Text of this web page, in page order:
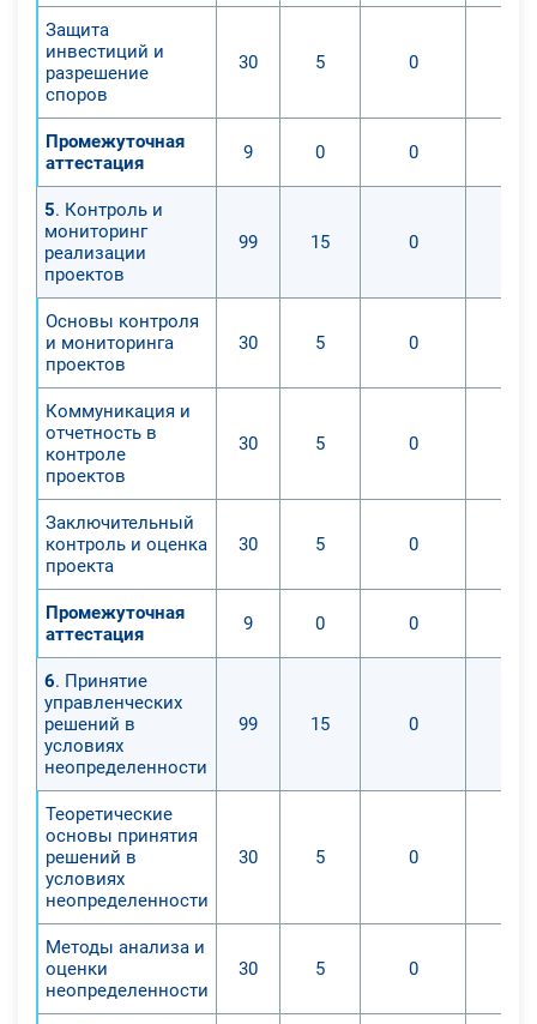
Защита
инвестиций и
разрешение
споров
30 5 0
Промежуточная
аттестация
9 0 0
5. Контроль и
мониторинг
реализации
проектов
99 15 0
Основы контроля
и мониторинга
проектов
30 5 0
Коммуникация и
отчетность в
контроле
проектов
30 5 0
Заключительный
контроль и оценка
проекта
30 5 0
Промежуточная
аттестация
9 0 0
6. Принятие
управленческих
решений в
условиях
неопределенности
99 15 0
Теоретические
основы принятия
решений в
условиях
неопределенности
30 5 0
Методы анализа и
оценки
неопределенности
30 5 0